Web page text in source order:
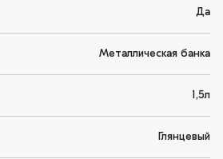
Да
Металлическая банка
1,5л
Глянцевый